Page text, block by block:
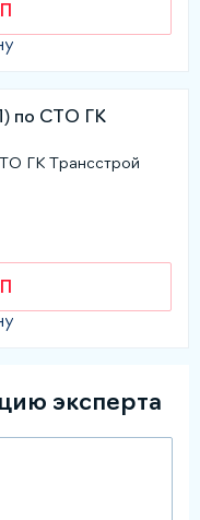
ГК Трансстрой
эксперта